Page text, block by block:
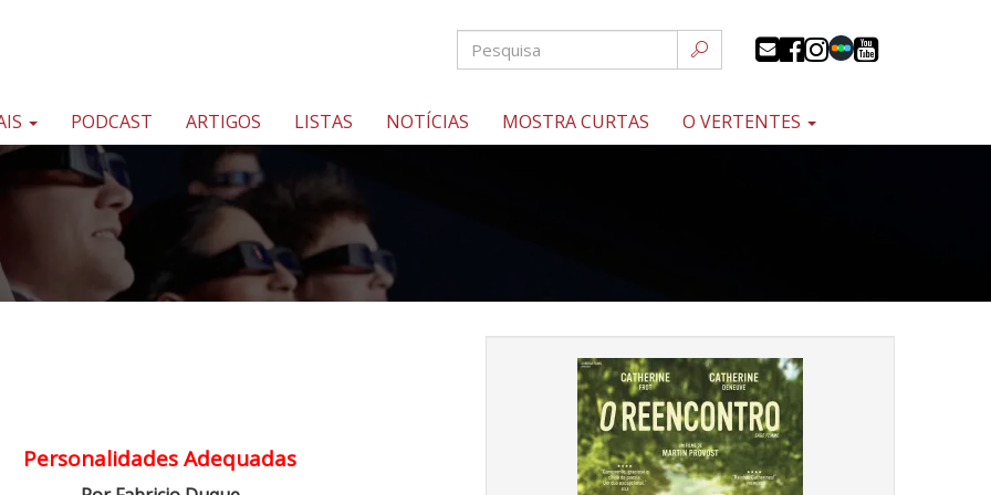
PODCAST ARTIGOS LISTAS NOTÍCIAS MOSTRA CURTAS O VERTENTES
Personalidades Adequadas